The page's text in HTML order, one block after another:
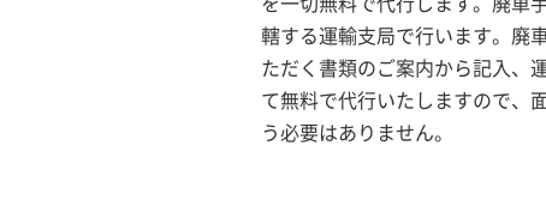
轄する運輸支局で行います。廃
ただく書類のご案内から記入、
て無料で代行いたしますので、
う必要はありません。